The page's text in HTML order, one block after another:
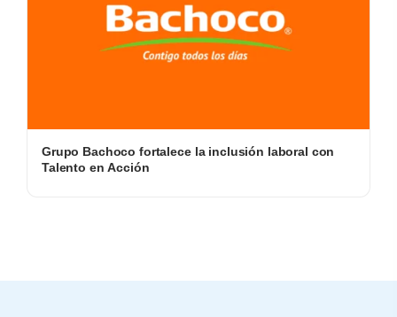
Grupo Bachoco fortalece la inclusión laboral con
Talento en Acción